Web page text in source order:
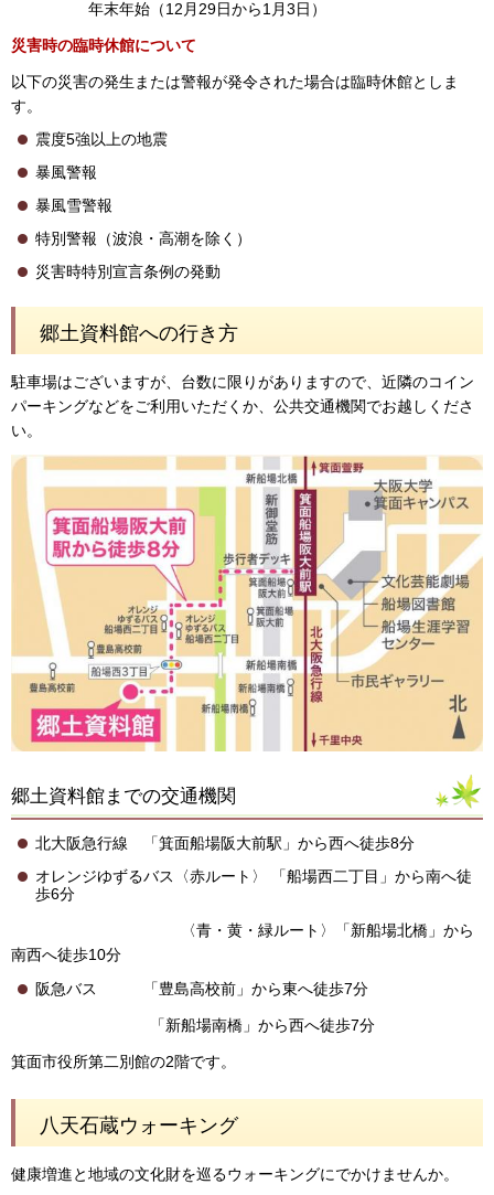
年末年始（12月29日から1月3日）
災害時の臨時休館について
以下の災害の発生または警報が発令された場合は臨時休館としま
す。
震度5強以上の地震
暴風警報
暴風雪警報
特別警報（波浪・高潮を除く）
災害時特別宣言条例の発動
郷土資料館への行き方
駐車場はございますが、台数に限りがありますので、近隣のコイン
パーキングなどをご利用いただくか、公共交通機関でお越しくださ
い。
郷土資料館までの交通機関
北大阪急行線 「箕面船場阪大前駅」から西へ徒歩8分
オレンジゆずるバス〈赤ルート〉 「船場西二丁目」から南へ徒
歩6分
〈青・黄・緑ルート〉「新船場北橋」から
南西へ徒歩10分
阪急バス 「豊島高校前」から東へ徒歩7分
「新船場南橋」から西へ徒歩7分
箕面市役所第二別館の2階です。
八天石蔵ウォーキング
健康増進と地域の文化財を巡るウォーキングにでかけませんか。